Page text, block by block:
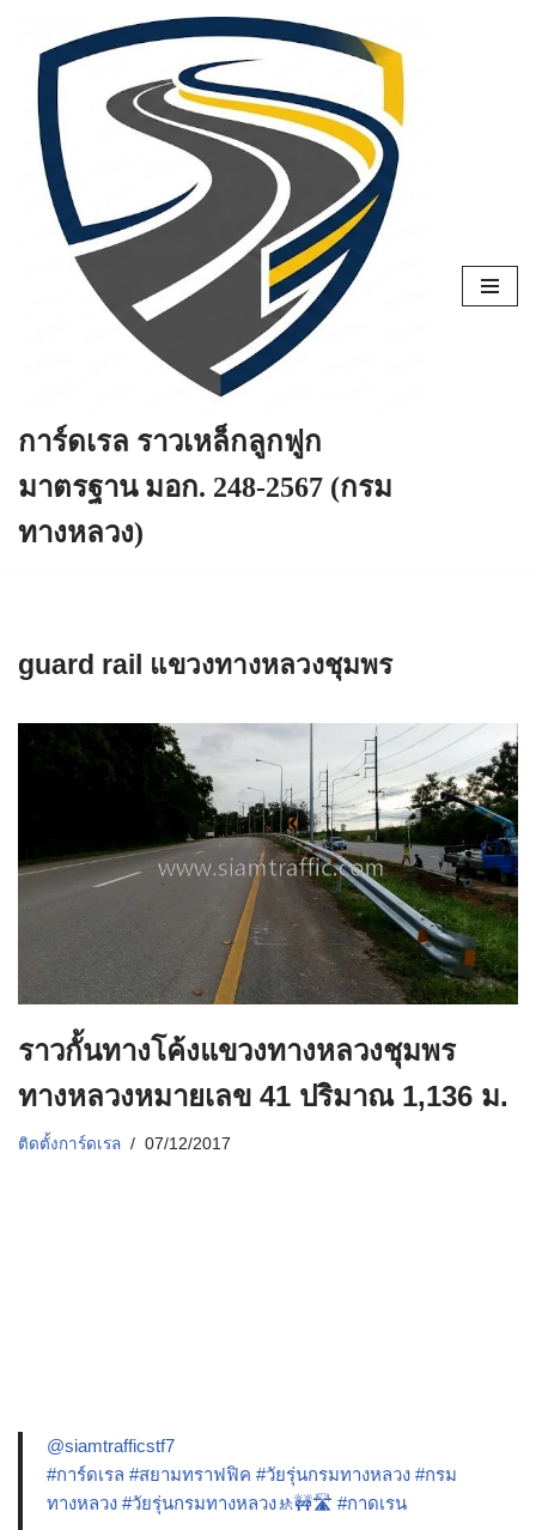
Skip
content
การ์ดเรล ราวเหล็กลูกฟูก
มาตรฐาน มอก. 248-2567 (กรม
ทางหลวง)
guard rail แขวงทางหลวงชุมพร
ราวกั้นทางโค้งแขวงทางหลวงชุมพร
ทางหลวงหมายเลข 41 ปริมาณ 1,136 ม.
ติดตั้งการ์ดเรล 07/12/2017
@siamtrafficstf7
#การ์ดเรล #สยามทราฟฟิค #วัยรุ่นกรมทางหลวง #กรม
ทางหลวง #วัยรุ่นกรมทางหลวง🚸🚧🛣️ #กาดเรน